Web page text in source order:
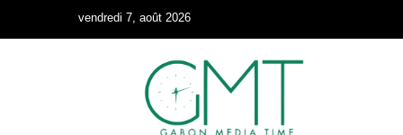
vendredi 7, août 2026